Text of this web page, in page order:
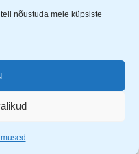
nõustuda meie küpsiste
laadimine, roheline-